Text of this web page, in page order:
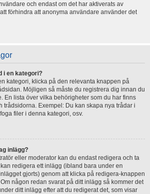
och endast om det har aktiverats av
förhindra att anonyma användare använder det
i en kategori?
kategori, klicka på den relevanta knappen på
Möjligen så måste du registrera dig innan du
En lista över vilka behörigheter som du har finns
trådsidorna. Exempel: Du kan skapa nya trådar i
filer i denna kategori, osv.
inlägg?
eller moderator kan du endast redigera och ta
redigera ett inlägg (ibland bara under en
gjorts) genom att klicka på redigera-knappen
någon redan svarat på ditt inlägg så kommer det
ditt inlägg efter att du redigerat det, som visar